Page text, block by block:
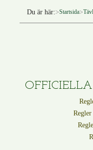
Du är här: Startsida
OFFICIELLA